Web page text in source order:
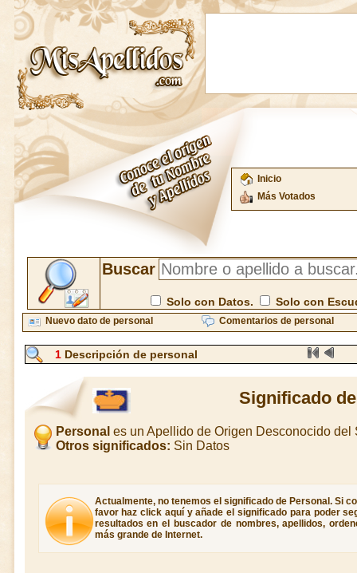
Inicio
Más Votados
Buscar
Solo con Datos. Solo con
Nuevo dato de personal Comentarios de personal
1 Descripción de personal
Significado
Personal es un Apellido de Origen Desconocido del
Otros significados: Sin Datos
Actualmente, no tenemos el significado de Personal. Si
favor haz click aquí y añade el significado para poder
resultados en el buscador de nombres, apellidos,
más grande de Internet.